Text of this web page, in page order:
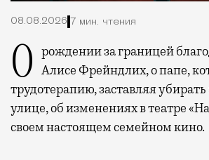
08.08.2026 7 мин. чтения
О рождении за границей благодаря бабушке Алисе Фрейндлих, о папе,
трудотерапию, заставляя
улице, об изменениях в театре
своем настоящем семейном кино.